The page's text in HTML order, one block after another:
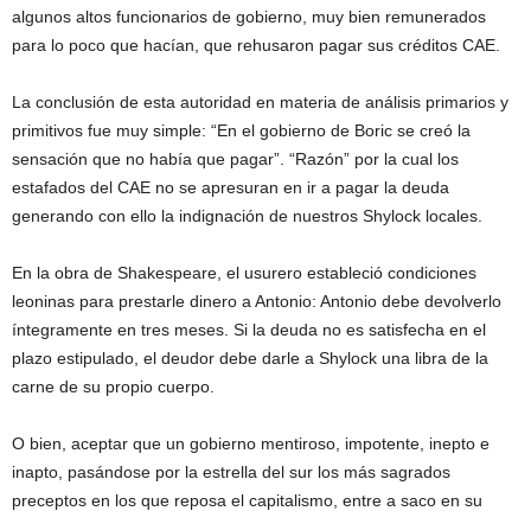
algunos altos funcionarios de gobierno, muy bien remunerados
para lo poco que hacían, que rehusaron pagar sus créditos CAE.
La conclusión de esta autoridad en materia de análisis primarios y
primitivos fue muy simple: “En el gobierno de Boric se creó la
sensación que no había que pagar”. “Razón” por la cual los
estafados del CAE no se apresuran en ir a pagar la deuda
generando con ello la indignación de nuestros Shylock locales.
En la obra de Shakespeare, el usurero estableció condiciones
leoninas para prestarle dinero a Antonio: Antonio debe devolverlo
íntegramente en tres meses. Si la deuda no es satisfecha en el
plazo estipulado, el deudor debe darle a Shylock una libra de la
carne de su propio cuerpo.
O bien, aceptar que un gobierno mentiroso, impotente, inepto e
inapto, pasándose por la estrella del sur los más sagrados
preceptos en los que reposa el capitalismo, entre a saco en su